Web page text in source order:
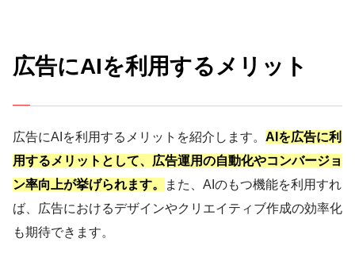
広告にAIを利用するメリット
広告にAIを利用するメリットを紹介します。 AIを広告に利
用するメリットとして、広告運用の自動化やコンバージョ
ン率向上が挙げられます。
また、AIのもつ機能を利用すれ
ば、広告におけるデザインやクリエイティブ作成の効率化
も期待できます。